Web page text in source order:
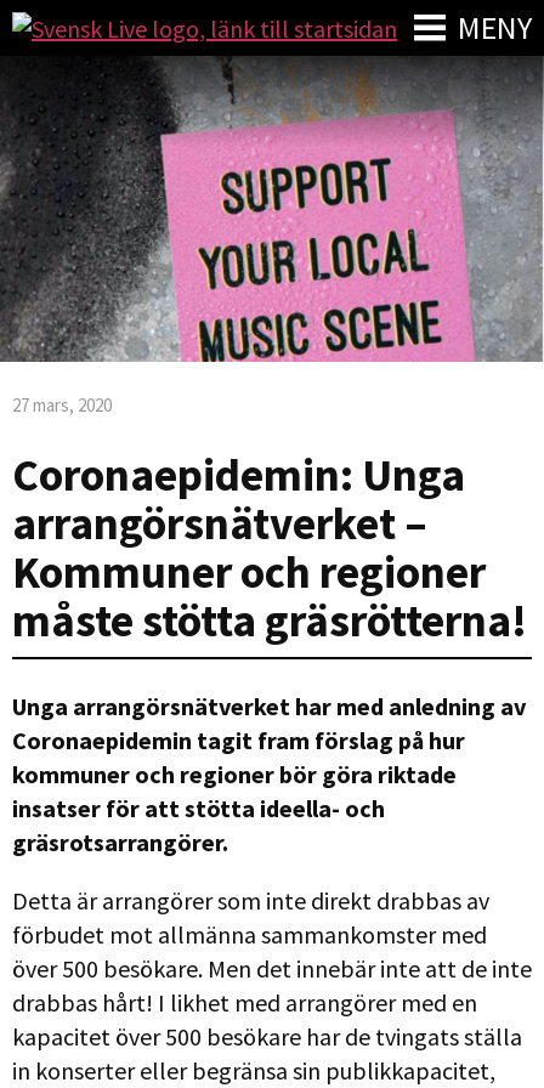
MENY
27 mars, 2020
Coronaepidemin: Unga
arrangörsnätverket –
Kommuner och regioner
måste stötta gräsrötterna!
Unga arrangörsnätverket har med anledning av
Coronaepidemin tagit fram förslag på hur
kommuner och regioner bör göra riktade
insatser för att stötta ideella- och
gräsrotsarrangörer.
Detta är arrangörer som inte direkt drabbas av
förbudet mot allmänna sammankomster med
över 500 besökare. Men det innebär inte att de inte
drabbas hårt! I likhet med arrangörer med en
kapacitet över 500 besökare har de tvingats ställa
in konserter eller begränsa sin publikkapacitet,